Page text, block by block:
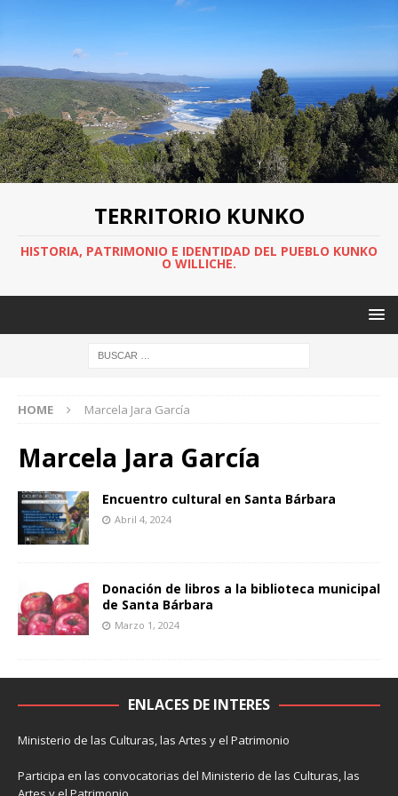
TERRITORIO KUNKO
HISTORIA, PATRIMONIO E IDENTIDAD DEL PUEBLO KUNKO
O WILLICHE.
HOME Marcela Jara García
Marcela Jara García
Encuentro cultural en Santa Bárbara
Abril 4, 2024
Donación de libros a la biblioteca municipal
de Santa Bárbara
Marzo 1, 2024
ENLACES DE INTERES
Ministerio de las Culturas, las Artes y el Patrimonio
Participa en las convocatorias del Ministerio de las Culturas, las